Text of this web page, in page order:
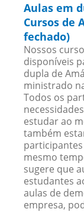
Aulas em
Cursos de
fechado)
Nossos
disponíveis
dupla de
ministrado
Todos os
estudar ao
também
mesmo
sugere que
estudantes
aulas de
empresa,